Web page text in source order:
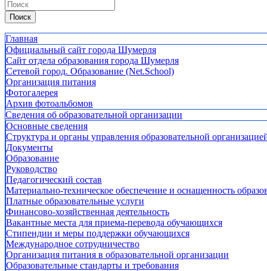
Поиск
Главная
Официальный сайт города Шумерля
Сайт отдела образования города Шумерля
Сетевой город. Образование (Net.School)
Организация питания
Фотогалерея
Архив фотоальбомов
Сведения об образовательной организации
Основные сведения
Структура и органы управления образовательной
Документы
Образование
Руководство
Педагогический состав
Материально-техническое обеспечение и оснащенность
Платные образовательные услуги
Финансово-хозяйственная деятельность
Вакантные места для приема-перевода обучающихся
Стипендии и меры поддержки обучающихся
Международное сотрудничество
Организация питания в образовательной организации
Образовательные стандарты и требования